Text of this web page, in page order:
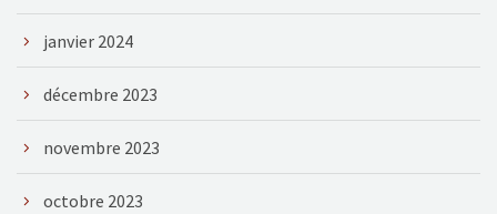
janvier 2024
décembre 2023
novembre 2023
octobre 2023